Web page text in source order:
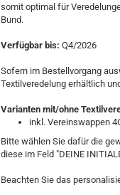
somit optimal für
Bund.
Verfügbar bis: Q4/2026
Sofern im Bestellvorgang
Textilveredelung erhältlich
Varianten mit/ohne
inkl. Vereinswappen
Bitte wählen Sie dafür die
diese im Feld "DEINE
Beachten Sie das